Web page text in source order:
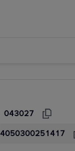
043027
4050300251417